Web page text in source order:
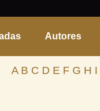
Autores
A B C D E F G H I